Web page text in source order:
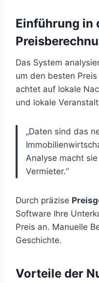
Einführung in
Das System
um den besten
achtet auf lokale
und lokale
„Daten sind das
Analyse macht
Vermieter.“
Durch präzise
Software Ihre
Preis an. Manuelle
Geschichte.
Vorteile der